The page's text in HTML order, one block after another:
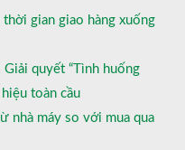
gian giao hàng xuống
quyết “Tình huống
toàn cầu
nhà máy so với mua qua